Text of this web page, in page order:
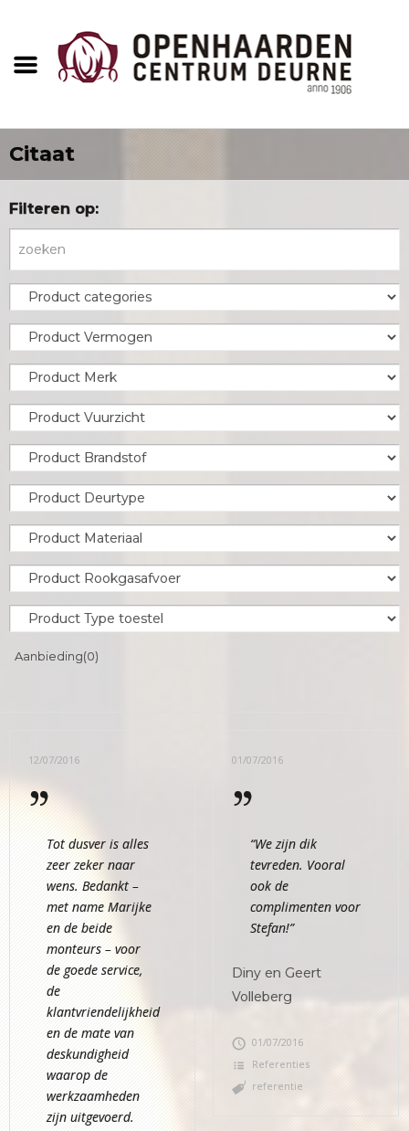
Citaat
Filteren op:
Aanbieding(0)
12/07/2016
Tot dusver is alles
zeer zeker naar
wens. Bedankt –
met name Marijke
en de beide
monteurs – voor
de goede service,
de
klantvriendelijkheid
en de mate van
deskundigheid
waarop de
werkzaamheden
zijn uitgevoerd.
01/07/2016
“We zijn dik
tevreden. Vooral
ook de
complimenten voor
Stefan!”
Diny en Geert
Volleberg
01/07/2016
Referenties
referentie